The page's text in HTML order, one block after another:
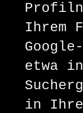
Ihrem
etwa in
in